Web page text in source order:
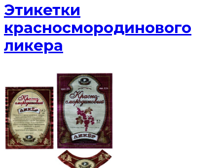
Этикетки
красносмородинового
ликера